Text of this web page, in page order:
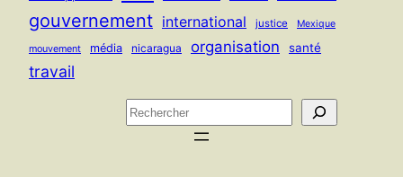
gouvernement international justice Mexique
mouvement média nicaragua organisation santé
travail
R